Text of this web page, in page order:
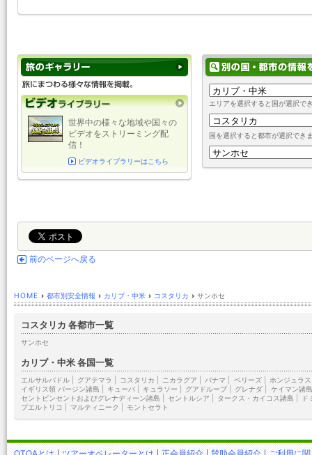
エリアを選択すると国が選択で
国を選択すると都市が選択でき
世界中の様々な地域や国々の
ビデオをストリーミング配
信！
ビデオライブラリーはこちら
前のページへ戻る
HOME › 都市別安全情報 › カリブ・中米 › コスタリカ › サンホセ
コスタリカ 各都市一覧
サンホセ
カリブ・中米 各国一覧
エルサルバドル グアテマラ コスタリカ ニカラグア パナマ ベリーズ| ホンジュラス
イギリス領 バージン諸島
キューバ キュラソー グアドループ| グレナダ
ケイマン諸島
セントビンセントおよびグレナディーン諸島
セントルシア タークス・カイコス諸島
ド
プエルトリコ
マルティニーク モントセラト